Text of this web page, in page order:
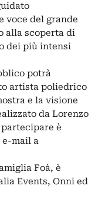
voce del grande
alla scoperta di
dei più intensi
potrà
artista poliedrico
e la visione
da Lorenzo
è
mail a
Foà, è
Events, Onni ed